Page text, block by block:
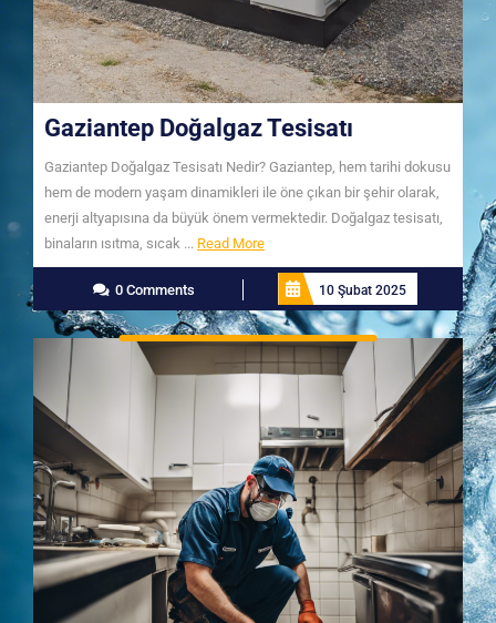
Gaziantep Doğalgaz Tesisatı
Gaziantep Doğalgaz Tesisatı Nedir? Gaziantep, hem tarihi dokusu
hem de modern yaşam dinamikleri ile öne çıkan bir şehir olarak,
enerji altyapısına da büyük önem vermektedir. Doğalgaz tesisatı,
binaların ısıtma, sıcak ... Read MoreRead
More
0 Comments
10 Şubat 2025